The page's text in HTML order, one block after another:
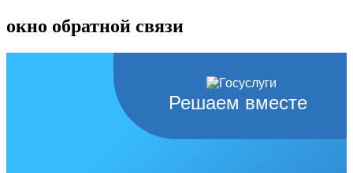
окно обратной связи
Решаем вместе